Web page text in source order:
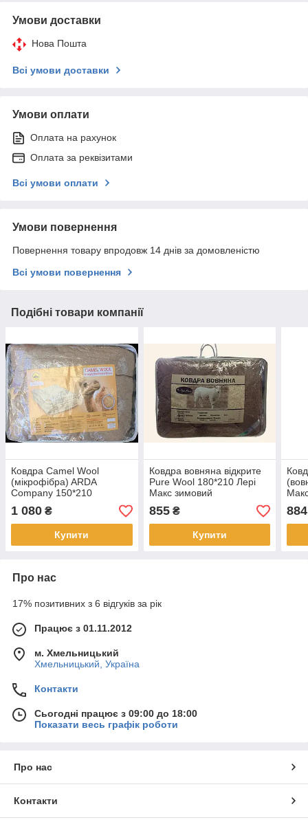
Умови доставки
Нова Пошта
Всі умови доставки
Умови оплати
Оплата на рахунок
Оплата за реквізитами
Всі умови оплати
Умови повернення
Повернення товару впродовж 14 днів за домовленістю
Всі умови повернення
Подібні товари компанії
Ковдра Camel Wool
(мікрофібра) ARDA
Company 150*210
1 080 ₴
Купити
Ковдра вовняна відкрите
Pure Wool 180*210 Лері
Макс зимовий
855₴
Купити
Про нас
17% позитивних з 6 відгуків за рік
Працює з 01.11.2012
м. Хмельницький
Хмельницький, Україна
Контакти
Сьогодні працює з 09:00 до 18:00
Показати весь графік роботи
Про нас
Контакти